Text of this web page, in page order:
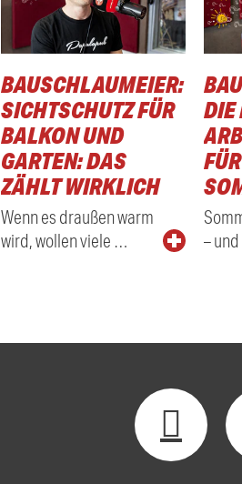
BAUSCHLAUMEIER:
SICHTSCHUTZ FÜR
BALKON UND
GARTEN: DAS
ZÄHLT WIRKLICH
Wenn es draußen warm
wird, wollen viele …
DIE
–